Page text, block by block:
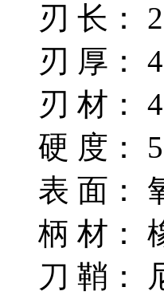
刃 长：
刃 厚：
刃 材：
硬 度：
表 面：
柄 材：
刀 鞘：